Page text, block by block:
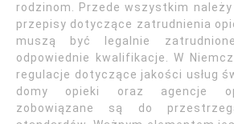
rodzinom. Przede wszystkim
przepisy dotyczące zatrudnienia
muszą być legalnie
odpowiednie kwalifikacje. W
regulacje dotyczące jakości usług
domy opieki oraz agencje
zobowiązane są do